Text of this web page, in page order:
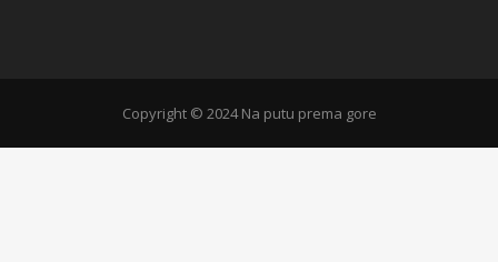
Copyright © 2024 Na putu prema gore